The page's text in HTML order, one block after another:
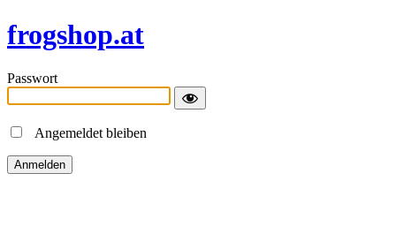
frogshop.at
Passwort
Angemeldet bleiben